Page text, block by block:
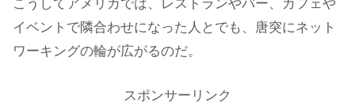
こうしてアメリカでは、レストランやバー、カフェや
イベントで隣合わせになった人とでも、唐突にネット
ワーキングの輪が広がるのだ。
スポンサーリンク